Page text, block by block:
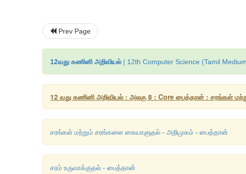
Prev Page
12வது கணினி அறிவியல் | 12th Computer Science (Tamil
12 வது கணினி அறிவியல் : அலகு 8 : Core பைத்தான் : சரங்கள்
சரங்கள் மற்றும் சரங்களை கையாளுதல் - அறிமுகம் - பைத்தான்
சரம் உருவாக்குதல் - பைத்தான்